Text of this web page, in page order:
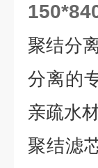
聚结分
分离的
亲疏水
聚结滤